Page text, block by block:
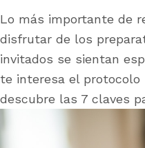
Lo más importante de
disfrutar de los
invitados se sientan
te interesa el protocolo
descubre las 7 claves